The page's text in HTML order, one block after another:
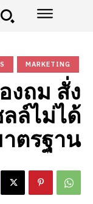
MARKETING
งถม สั่ง
ล์ไม่ได้
ตรฐาน